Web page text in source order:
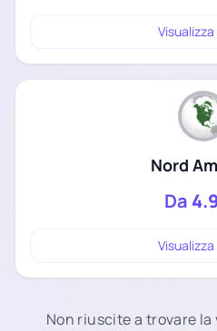
Visualizza
Nord
Da
Visualizza
Non riuscite a trovare